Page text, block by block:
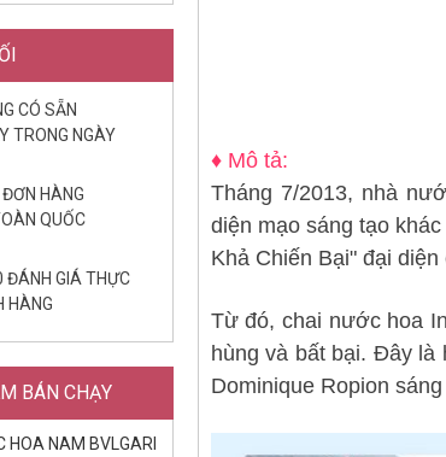
CÓ SẴN
TRONG NGÀY
HÀNG
QUỐC
ĐÁNH GIÁ THỰC
HÀNG
BÁN CHẠY
HOA NAM BVLGARI
♦ Mô tả:
Tháng 7/2013, nhà
diện mạo sáng tạo
Khả Chiến Bại" đại
Từ đó, chai nước hoa
hùng và bất bại. Đây là
Dominique Ropion